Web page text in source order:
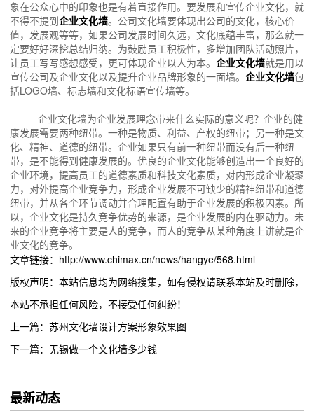
象在公众心中的印象也是有着直接作用。要发展和宣传企业文化，就
不得不提到企业文化墙。公司文化墙要体现出公司的文化，核心价
值，发展观等等，如果公司发展时间久远，文化底蕴丰富，那么就一
定要好好深挖总结归纳。为鼓励员工积极性，多增加团队活动照片，
让员工写写感想感受，更可体现企业以人为本。 企业文化墙就是用以
宣传公司及企业文化以及提升企业品牌形象的一面墙。 企业文化墙包
括LOGO墙、标志墙和文化标语宣传墙等。
企业文化墙为企业发展理念带来什么实际的意义呢？企业的健
康发展需要两种纽带。一种是物质、利益、产权的纽带；另一种是文
化、精神、道德的纽带。企业如果只有前一种纽带而没有后一种纽
带，是不能得到健康发展的。优良的企业文化能够创造出一个良好的
企业环境，提高员工的道德素质和科技文化素质，对内形成企业凝聚
力，对外提高企业竞争力，形成企业发展不可缺少的精神纽带和道德
纽带，并从各个环节调动并合理配置有助于企业发展的积极因素。所
以，企业文化是持久竞争优势的来源，是企业发展的内在驱动力。未
来的企业竞争将主要是人的竞争，而人的竞争从某种角度上讲就是企
业文化的竞争。
文章链接：http://www.chimax.cn/news/hangye/568.html
版权声明：本站信息均为网络搜集，如有侵权请联系本站及时删除，
本站不承担任何风险，不接受任何纠纷！
上一篇：苏州文化墙设计方案形象效果图
下一篇：无锡做一个文化墙多少钱
最新动态